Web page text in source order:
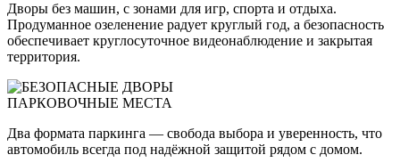
Дворы без машин, с зонами для игр, спорта и отдыха.
Продуманное озеленение радует круглый год, а безопасность
обеспечивает круглосуточное видеонаблюдение и закрытая
территория.
ПАРКОВОЧНЫЕ МЕСТА
Два формата паркинга — свобода выбора и уверенность, что
автомобиль всегда под надёжной защитой рядом с домом.